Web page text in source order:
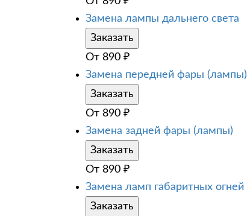
Замена лампы дальнего света
Заказать
От 890 ₽
Замена передней фары (лампы)
Заказать
От 890 ₽
Замена задней фары (лампы)
Заказать
От 890 ₽
Замена ламп габаритных огней
Заказать